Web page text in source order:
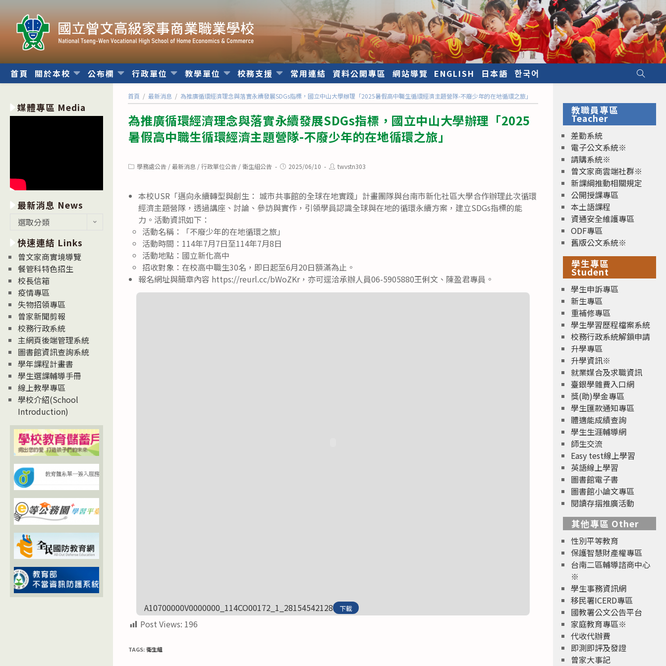
內
首頁 關於本校 公布欄 行政單位 教學單位 校務支援 常用連結 資料公開專區 網站導覽 ENGLISH 日本語 한국어
首頁 / 最新消息 / 為推廣循環經濟理念與落實永續發展SDGs指標，國立中山大學辦理「2025暑假高中職生循環經濟主題營隊-不廢少年的在地循環之旅」
為推廣循環經濟理念與落實永續發展SDGs指標，國立中山大學辦理「2025
暑假高中職生循環經濟主題營隊-不廢少年的在地循環之旅」
Post學務處公告 / 最新消息 / 行政單位公告 / 衛生組公告
Post2025/06/10
Posttwvstn303
本校USR「邁向永續轉型與創生： 城市共事館的全球在地實踐」計畫團隊與台南市新化社區大學合作辦理此次循環
經濟主題營隊，透過講座、討論、參訪與實作，引領學員認識全球與在地的循環永續方案，建立SDGs指標的能
力。活動資訊如下：
活動名稱：「不廢少年的在地循環之旅」
活動時間：114年7月7日至114年7月8日
活動地點：國立新化高中
招收對象：在校高中職生30名，即日起至6月20日額滿為止。
報名網址與簡章內容 https://reurl.cc/bWoZKr，亦可逕洽承辦人員06-5905880王俐文、陳盈君專員。
A10700000V0000000_114CO00172_1_28154542128 下載
Post Views: 196
TAGS:衛生組
媒體專區 Media
最新消息 News
消
息
News
選取分類
快速連結 Links
曾文家商實境導覽
餐管科特色招生
校長信箱
疫情專區
失物招領專區
曾家新聞剪報
校務行政系統
主網頁後端管理系統
圖書館資訊查詢系統
學年課程計畫書
學生選課輔導手冊
線上教學專區
學校介紹(School
Introduction)
教職員專區
Teacher
差勤系統
電子公文系統※
請購系統※
曾文家商雲端社群※
新課綱推動相關規定
公開授課專區
本土語課程
資通安全維護專區
ODF專區
舊版公文系統※
學生專區
Student
學生申訴專區
新生專區
重補修專區
學生學習歷程檔案系統
校務行政系統解鎖申請
升學專區
升學資訊※
就業媒合及求職資訊
臺銀學雜費入口網
獎(助)學金專區
學生匯款通知專區
體適能成績查詢
學生生涯輔導網
師生交流
Easy test線上學習
英語線上學習
圖書館電子書
圖書館小論文專區
閱讀存摺推廣活動
其他專區 Other
性別平等教育
保護智慧財產權專區
台南二區輔導諮商中心
※
學生事務資訊網
移民署ICERD專區
國教署公文公告平台
家庭教育專區※
代收代辦費
即測即評及發證
曾家大事記